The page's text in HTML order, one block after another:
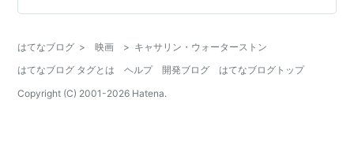
はてなブログ > 映画 > キャサリン・ウォーターストン
はてなブログ タグとは
ヘルプ 開発ブログ
はてなブログトップ
Copyright (C) 2001-2026 Hatena.